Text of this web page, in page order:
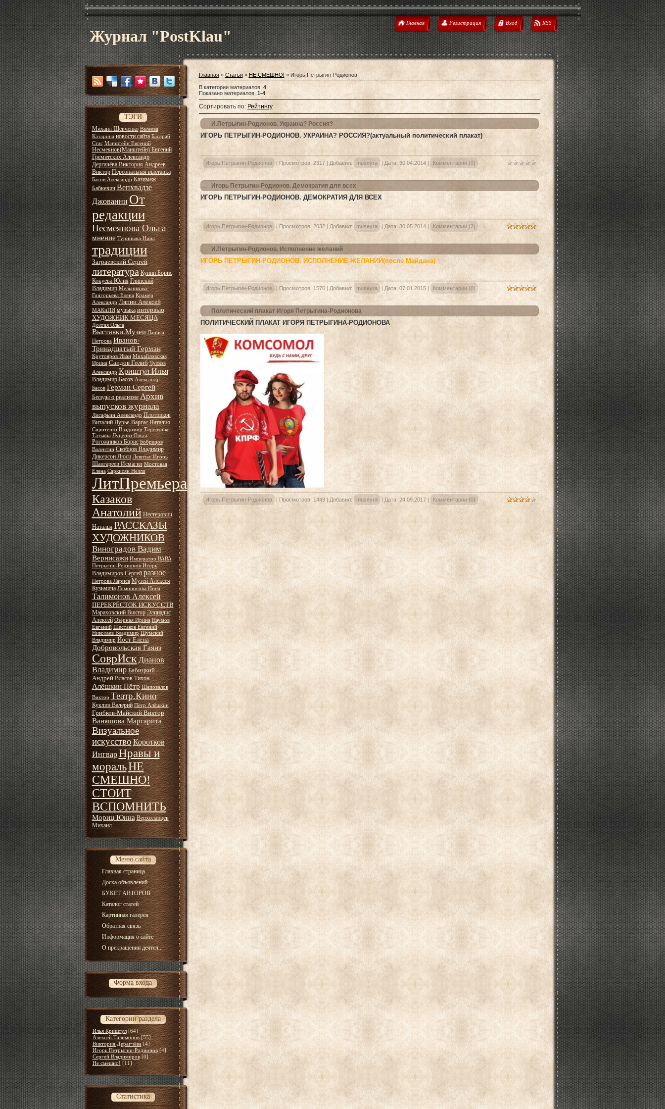
Журнал "PostKlau"
Главная Регистрация Вход RSS
ТЭГИ
Михаил Шевченко Валеева
Катарина новости сайта Басараб
Стас Манштейн Евгений
Несмеянов(Манштейн) Евгений
Гремитских Александр
Дергачёва Виктория Андреев
Виктор Персональная выставка
Басов Александр Казимеж
Бабкевич Вепхвадзе
Джованни От
редакции
Несмеянова Ольга
мнение Турицына Нина
традиции
Заграевский Сергей
литература Кунин Борис
Кокуева Юлия Глинский
Владимир Мельникова-
Григорьева Елена Крамер
Александр Ляпин Алексей
МАКиПИ музыка интервью
ХУДОЖНИК МЕСЯЦА
Долгая Ольга
Выставки.Музеи Лариса
Петрова Иванов-
Тринадцатый Герман
Крутояров Иван Михайловская
Ирина Саидов Голиб Чулков
Александр Криштул Илья
Владимир Басов Александр
Басов Герман Сергей
Беседы о реализме Архив
выпусков журнала
Лисафьин Александр Плотников
Виталий Лурье-Варгас Наталия
Сиротенко Владимир Терещенко
Татьяна Луценко Ольга
Рогожников Борис Бобрецов
Валентин Скобцов Владимир
Дикерсон Люси Левитас Игорь
Шангареев Исмагил Мостовая
Елена Саркисян Нелли
ЛитПремьера
Казаков
Анатолий Нестерович
Наталья РАССКАЗЫ
ХУДОЖНИКОВ
Виноградов Вадим
Вернисажи Император ВАВА
Петрыгин-Родионов Игорь
Владимиров Сергей разное
Петрова Лариса Музей Алексея
Кузьмича Ломоносова Нина
Талимонов Алексей
ПЕРЕКРЁСТОК ИСКУССТВ
Мараховский Виктор Элпиадис
Алексей Озёрная Ирина Наумов
Евгений Шестаков Евгений
Николаев Владимир Шумский
Владимир Йост Елена
Добровольская Гаянэ
СоврИскДианов
Владимир Бабицкий
Андрей Власов Тихон
Алёшкин Пётр Шаповалов
Виктор Театр.Кино
Куклин Валерий Пётр Алёшкин
Грибков-Майский Виктор
Ваняшова Маргарита
Визуальное
искусство Коротков
ИнгварНравы и
моральНЕ
СМЕШНО!
СТОИТ
ВСПОМНИТЬ
Мориц Юнна Верхоланцев
Михаил
Меню сайта
Главная страница
Доска объявлений
БУКЕТ АВТОРОВ
Каталог статей
Картинная галерея
Обратная связь
Информация о сайте
О прекращении деятел...
Форма входа
Категории раздела
Илья Криштул [64]
Алексей Талимонов [55]
Виктория Дерагчёва [4]
Игорь Петрыгин-Родионов [4]
Сергей Владимиров [0]
Не смешно! [11]
Статистика
Главная» Статьи» НЕ СМЕШНО! » Игорь Петрыгин-Родионов
В категории материалов: 4
Показано материалов:1-4
Сортировать по: Рейтингу
И.Петрыгин-Родионов. Украина? Россия?
ИГОРЬ ПЕТРЫГИН-РОДИОНОВ. УКРАИНА? РОССИЯ?(актуальный политический плакат)
Игорь Петрыгин-Родионов | Просмотров: 2317| Добавил: museyra | Дата: 30.04.2014 | Комментарии (0)
Игорь Петрыгин-Родионов. Демократия для всех
ИГОРЬ ПЕТРЫГИН-РОДИОНОВ. ДЕМОКРАТИЯ ДЛЯ ВСЕХ
Игорь Петрыгин-Родионов | Просмотров: 2032| Добавил: museyra | Дата: 30.05.2014 | Комментарии (2)
И.Петрыгин-Родионов. Исполнение желаний
ИГОРЬ ПЕТРЫГИН-РОДИОНОВ. ИСПОЛНЕНИЕ ЖЕЛАНИЙ(после Майдана)
Игорь Петрыгин-Родионов | Просмотров: 1576| Добавил: museyra | Дата: 07.01.2015 | Комментарии (0)
Политический плакат Игоря Петрыгина-Родионова
ПОЛИТИЧЕСКИЙ ПЛАКАТ ИГОРЯ ПЕТРЫГИНА-РОДИОНОВА
Игорь Петрыгин-Родионов | Просмотров: 1449| Добавил: museyra | Дата: 24.09.2017 | Комментарии (0)